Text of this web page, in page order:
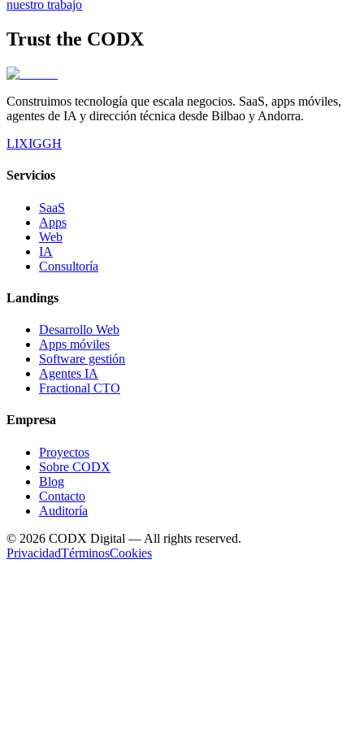
nuestro trabajo
Trust the CODX
Construimos tecnología que escala negocios. SaaS, apps móviles,
agentes de IA y dirección técnica desde Bilbao y Andorra.
LIXIGGH
Servicios
SaaS
Apps
Web
IA
Consultoría
Landings
Desarrollo Web
Apps móviles
Software gestión
Agentes IA
Fractional CTO
Empresa
Proyectos
Sobre CODX
Blog
Contacto
Auditoría
© 2026 CODX Digital — All rights reserved.
PrivacidadTérminosCookies